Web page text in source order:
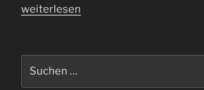
„Grüne
weiterlesen